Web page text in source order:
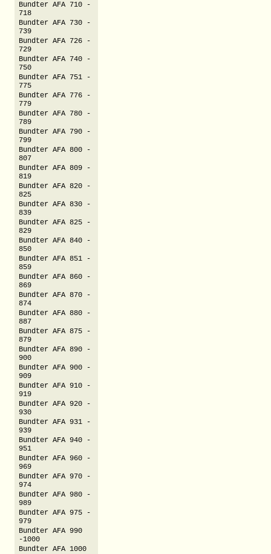
Bundter AFA 710 -
718
Bundter AFA 730 -
739
Bundter AFA 726 -
729
Bundter AFA 740 -
750
Bundter AFA 751 -
775
Bundter AFA 776 -
779
Bundter AFA 780 -
789
Bundter AFA 790 -
799
Bundter AFA 800 -
807
Bundter AFA 809 -
819
Bundter AFA 820 -
825
Bundter AFA 830 -
839
Bundter AFA 825 -
829
Bundter AFA 840 -
850
Bundter AFA 851 -
859
Bundter AFA 860 -
869
Bundter AFA 870 -
874
Bundter AFA 880 -
887
Bundter AFA 875 -
879
Bundter AFA 890 -
900
Bundter AFA 900 -
909
Bundter AFA 910 -
919
Bundter AFA 920 -
930
Bundter AFA 931 -
939
Bundter AFA 940 -
951
Bundter AFA 960 -
969
Bundter AFA 970 -
974
Bundter AFA 980 -
989
Bundter AFA 975 -
979
Bundter AFA 990
-1000
Bundter AFA 1000